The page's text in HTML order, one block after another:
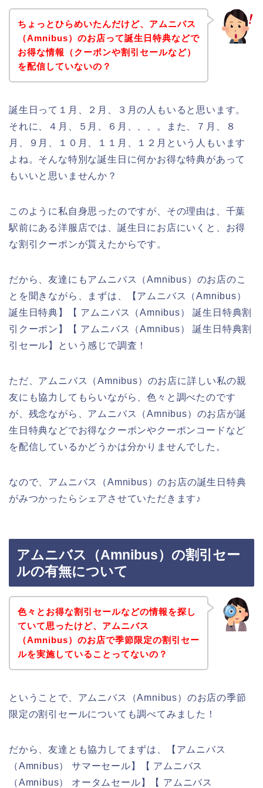
ちょっとひらめいたんだけど、アムニバス
（Amnibus）のお店って誕生日特典などで
お得な情報（クーポンや割引セールなど）
を配信していないの？
誕生日って１月、２月、３月の人もいると思います。
それに、４月、５月、６月、、、。また、７月、８
月、９月、１０月、１１月、１２月という人もいます
よね。そんな特別な誕生日に何かお得な特典があって
もいいと思いませんか？
このように私自身思ったのですが、その理由は、千葉
駅前にある洋服店では、誕生日にお店にいくと、お得
な割引クーポンが貰えたからです。
だから、友達にもアムニバス（Amnibus）のお店のこ
とを聞きながら、まずは、【アムニバス（Amnibus）
誕生日特典】【 アムニバス（Amnibus） 誕生日特典割
引クーポン】【 アムニバス（Amnibus） 誕生日特典割
引セール】という感じで調査！
ただ、アムニバス（Amnibus）のお店に詳しい私の親
友にも協力してもらいながら、色々と調べたのです
が、残念ながら、アムニバス（Amnibus）のお店が誕
生日特典などでお得なクーポンやクーポンコードなど
を配信しているかどうかは分かりませんでした。
なので、アムニバス（Amnibus）のお店の誕生日特典
がみつかったらシェアさせていただきます♪
アムニバス（Amnibus）の割引セー
ルの有無について
色々とお得な割引セールなどの情報を探し
ていて思ったけど、アムニバス
（Amnibus）のお店で季節限定の割引セー
ルを実施していることってないの？
ということで、アムニバス（Amnibus）のお店の季節
限定の割引セールについても調べてみました！
だから、友達とも協力してまずは、【アムニバス
（Amnibus） サマーセール】【 アムニバス
（Amnibus） オータムセール】【 アムニバス